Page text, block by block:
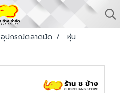
อุปกรณ์ตลาดนัด
หุ่น